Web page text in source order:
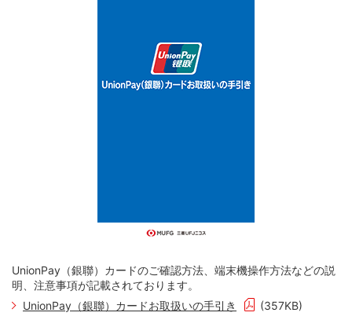
UnionPay（銀聯）カードのご確認方法、端末機操作方法などの説
明、注意事項が記載されております。
UnionPay（銀聯）カードお取扱いの手引き
(357KB)